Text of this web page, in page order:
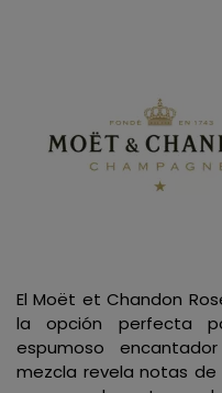
El Moët et Chandon
la opción perfecta
espumoso
mezcla revela notas